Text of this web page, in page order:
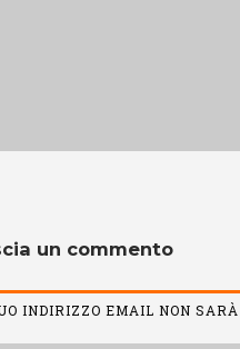
un commento
INDIRIZZO EMAIL NON